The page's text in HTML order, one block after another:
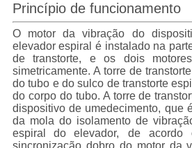
Princípio de funcionamento
O motor da vibração do
elevador espiral é instalado na
de transtorte, e os dois
simetricamente. A torre de
do tubo e do sulco de transtorte
do corpo do tubo. A torre de
dispositivo de umedecimento, que
da mola do isolamento de
espiral
do elevador, de acordo